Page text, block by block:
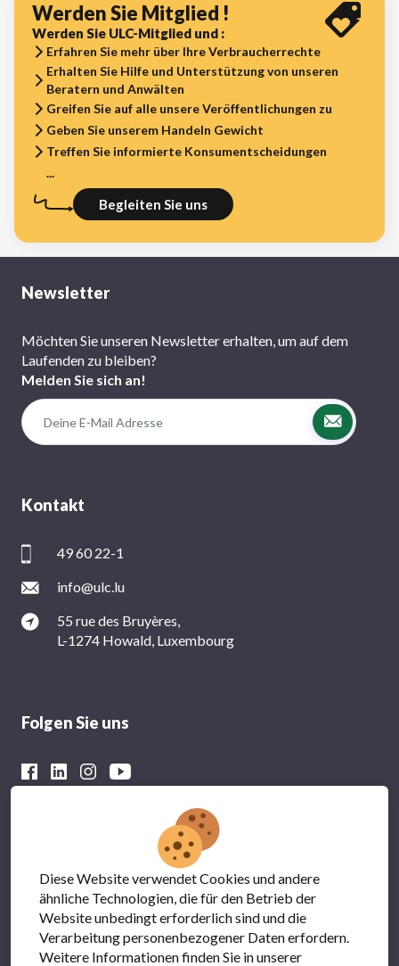
Werden Sie Mitglied !
Werden Sie ULC-Mitglied und :
Erfahren Sie mehr über Ihre Verbraucherrechte
Erhalten Sie Hilfe und Unterstützung von unseren
Beratern und Anwälten
Greifen Sie auf alle unsere Veröffentlichungen zu
Geben Sie unserem Handeln Gewicht
Treffen Sie informierte Konsumentscheidungen
...
Begleiten Sie uns
Newsletter
Möchten Sie unseren Newsletter erhalten, um auf dem
Laufenden zu bleiben?
Melden Sie sich an!
Kontakt
49 60 22-1
info@ulc.lu
55 rue des Bruyères,
L-1274 Howald, Luxembourg
Folgen Sie uns
Mit der finanziellen Unterstützung von
Diese Website verwendet Cookies und andere
ähnliche Technologien, die für den Betrieb der
Website unbedingt erforderlich sind und die
Verarbeitung personenbezogener Daten erfordern.
Weitere Informationen finden Sie in unserer